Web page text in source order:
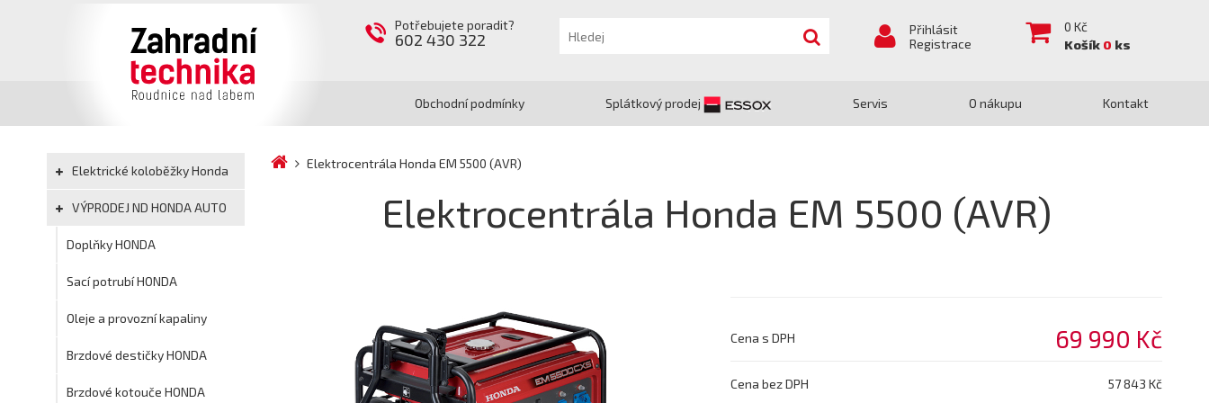
Potřebujete poradit?
602 430 322
Přihlásit
Registrace
0 Kč
Košík 0 ks
Obchodní podmínky Splátkový prodej Servis O nákupu Kontakt
Elektrické koloběžky Honda
VÝPRODEJ ND HONDA AUTO
Doplňky HONDA
Sací potrubí HONDA
Oleje a provozní kapaliny
Brzdové destičky HONDA
Brzdové kotouče HONDA
Elektrocentrála Honda EM 5500 (AVR)
Elektrocentrála Honda EM 5500 (AVR)
Cena s DPH 69 990 Kč
Cena bez DPH 57 843 Kč